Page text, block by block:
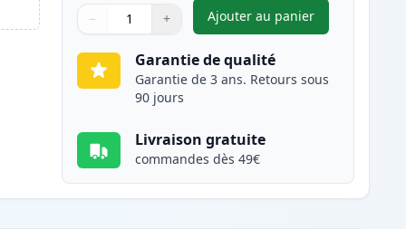
Quantité
Utilisez les boutons pour ajuster
− +
Quantité
Ajouter au panier
,Brother DR2000
Garantie de qualité
Garantie de 3 ans. Retours sous
90 jours
Livraison gratuite
commandes dès 49€